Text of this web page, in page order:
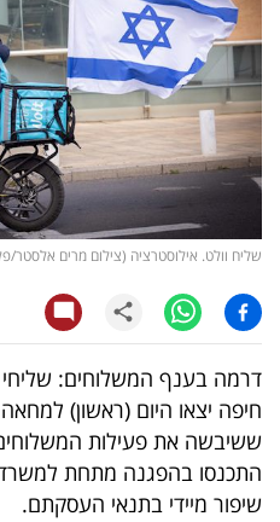
ומחקרים
דעות
רכילות
עסקית
קריפטו
טלוויזיה
עסקי
ספורט
קריירה
שליח וולט. אילוסטרציה (צילום מרים אלסטר/
חיפה יצאו היום (ראשון)
ששיבשה את פעילות
התכנסו בהפגנה מתחת
שיפור מיידי בתנאי העסקתם.